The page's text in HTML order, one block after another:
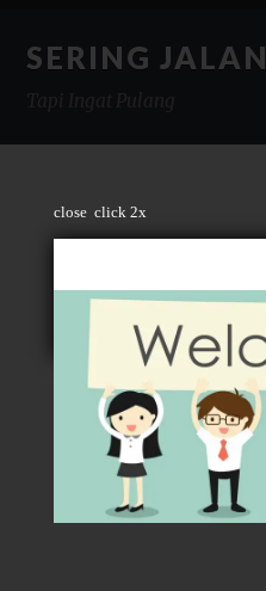
close click 2x
SERING JALAN